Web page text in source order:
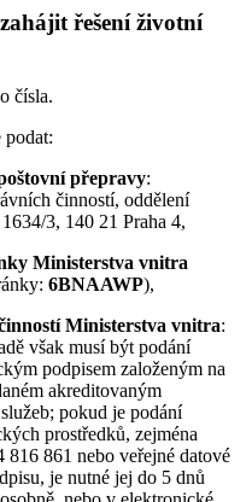
řešení životní
čísla.
podat:
přepravy:
činností, oddělení
3, 140 21 Praha 4,
Ministerstva vnitra
6BNAAWP),
Ministerstva vnitra:
však musí být podání
podpisem založeným na
akreditovaným
pokud je podání
prostředků, zejména
861 nebo veřejné datové
je nutné jej do 5 dnů